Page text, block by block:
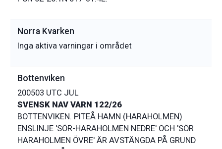
Norra Kvarken
Inga aktiva varningar i området
Bottenviken
200503 UTC JUL
SVENSK NAV VARN 122/26
BOTTENVIKEN. PITEÅ HAMN (HARAHOLMEN)
ENSLINJE 'SÖR-HARAHOLMEN NEDRE' OCH 'SÖR
HARAHOLMEN ÖVRE' ÄR AVSTÄNGDA PÅ GRUND